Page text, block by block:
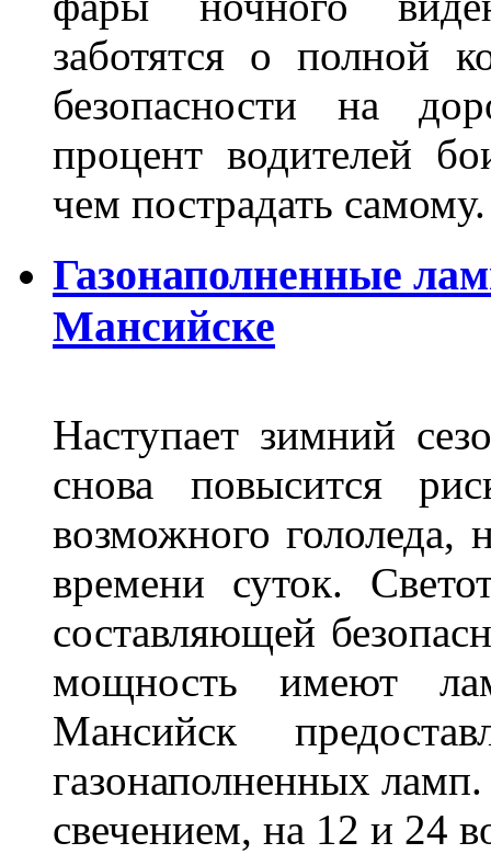
заботятся о полной
безопасности на
процент водителей
чем пострадать самому.
Газонаполненные
Мансийске
Наступает зимний
снова повысится
возможного гололеда,
времени суток.
составляющей
мощность имеют
Мансийск
газонаполненных
свечением, на 12 и 24